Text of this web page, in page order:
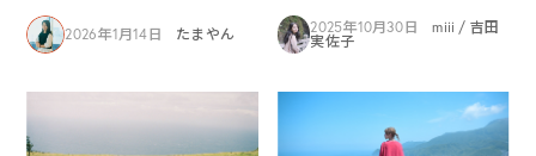
2026年1月14日 たまやん 2025年10月30日
miii / 吉田
実佐子